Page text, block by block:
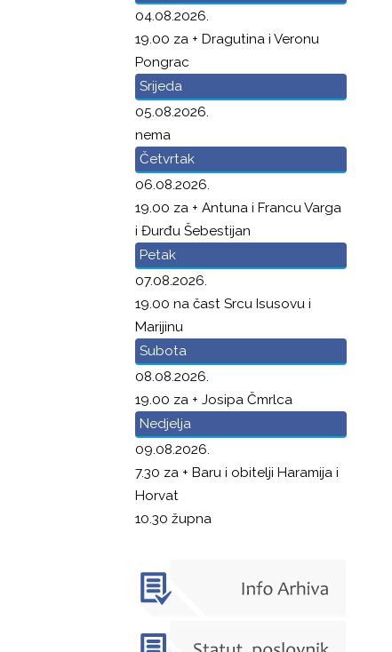
04.08.2026.
19.00 za + Dragutina i Veronu
Pongrac
Srijeda
05.08.2026.
nema
Četvrtak
06.08.2026.
19.00 za + Antuna i Francu Varga
i Đurđu Šebestijan
Petak
07.08.2026.
19.00 na čast Srcu Isusovu i
Marijinu
Subota
08.08.2026.
19.00 za + Josipa Čmrlca
Nedjelja
09.08.2026.
7.30 za + Baru i obitelji Haramija i
Horvat
10.30 župna